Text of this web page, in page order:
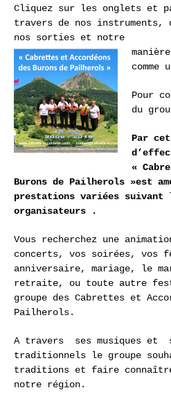
Cliquez sur les onglets et
travers de nos instruments,
nos sorties et notre
comme
Pour
du
Par
«
Burons de Pailherols »est
prestations variées suivant
organisateurs .
Vous recherchez une
concerts, vos soirées, vos
anniversaire, mariage, le
retraite, ou toute autre
groupe des Cabrettes et
Pailherols.
A travers ses musiques et
traditionnels le groupe
traditions et faire
notre région.